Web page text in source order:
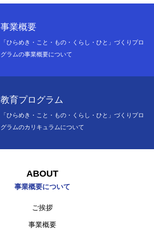
ブログ
事業概要
「ひらめき・こと・もの・くらし・ひと」づくりプロ
グラムの事業概要について
教育プログラム
「ひらめき・こと・もの・くらし・ひと」づくりプロ
グラムのカリキュラムについて
ABOUT
事業概要について
ご挨拶
事業概要